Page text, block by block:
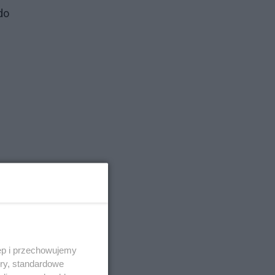
i przechowujemy
standardowe